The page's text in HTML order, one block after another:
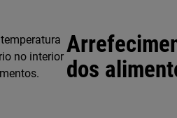
dos
no interior